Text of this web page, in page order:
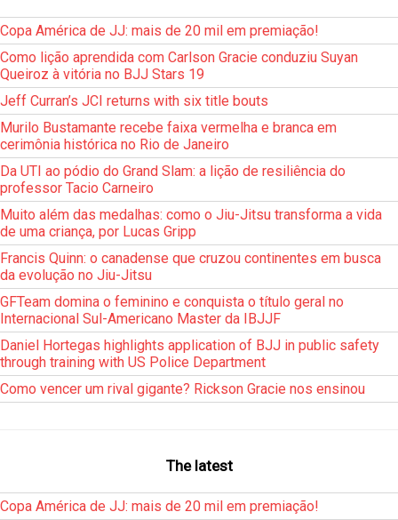
Copa América de JJ: mais de 20 mil em premiação!
Como lição aprendida com Carlson Gracie conduziu Suyan
Queiroz à vitória no BJJ Stars 19
Jeff Curran’s JCI returns with six title bouts
Murilo Bustamante recebe faixa vermelha e branca em
cerimônia histórica no Rio de Janeiro
Da UTI ao pódio do Grand Slam: a lição de resiliência do
professor Tacio Carneiro
Muito além das medalhas: como o Jiu-Jitsu transforma a vida
de uma criança, por Lucas Gripp
Francis Quinn: o canadense que cruzou continentes em busca
da evolução no Jiu-Jitsu
GFTeam domina o feminino e conquista o título geral no
Internacional Sul-Americano Master da IBJJF
Daniel Hortegas highlights application of BJJ in public safety
through training with US Police Department
Como vencer um rival gigante? Rickson Gracie nos ensinou
The latest
Copa América de JJ: mais de 20 mil em premiação!